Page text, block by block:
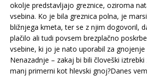
okolje predstavljajo greznice, oziroma
vsebina. Ko je bila greznica polna, je
bližnjega kmeta, ter se z njim dogovoril,
plačilo ali tudi povsem brezplačno
vsebine, ki jo je nato uporabil za gnojenje
Nenazadnje – zakaj bi bili človeški
manj primerni kot hlevski gnoj?Danes